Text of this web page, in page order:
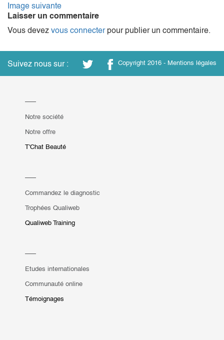
Image suivante
Laisser un commentaire
Vous devez vous connecterpour publier un commentaire.
Suivez nous sur : Copyright 2016 - Mentions légales
Notre société
Notre offre
T'Chat Beauté
Commandez le diagnostic
Trophées Qualiweb
Qualiweb Training
Etudes internationales
Communauté online
Témoignages